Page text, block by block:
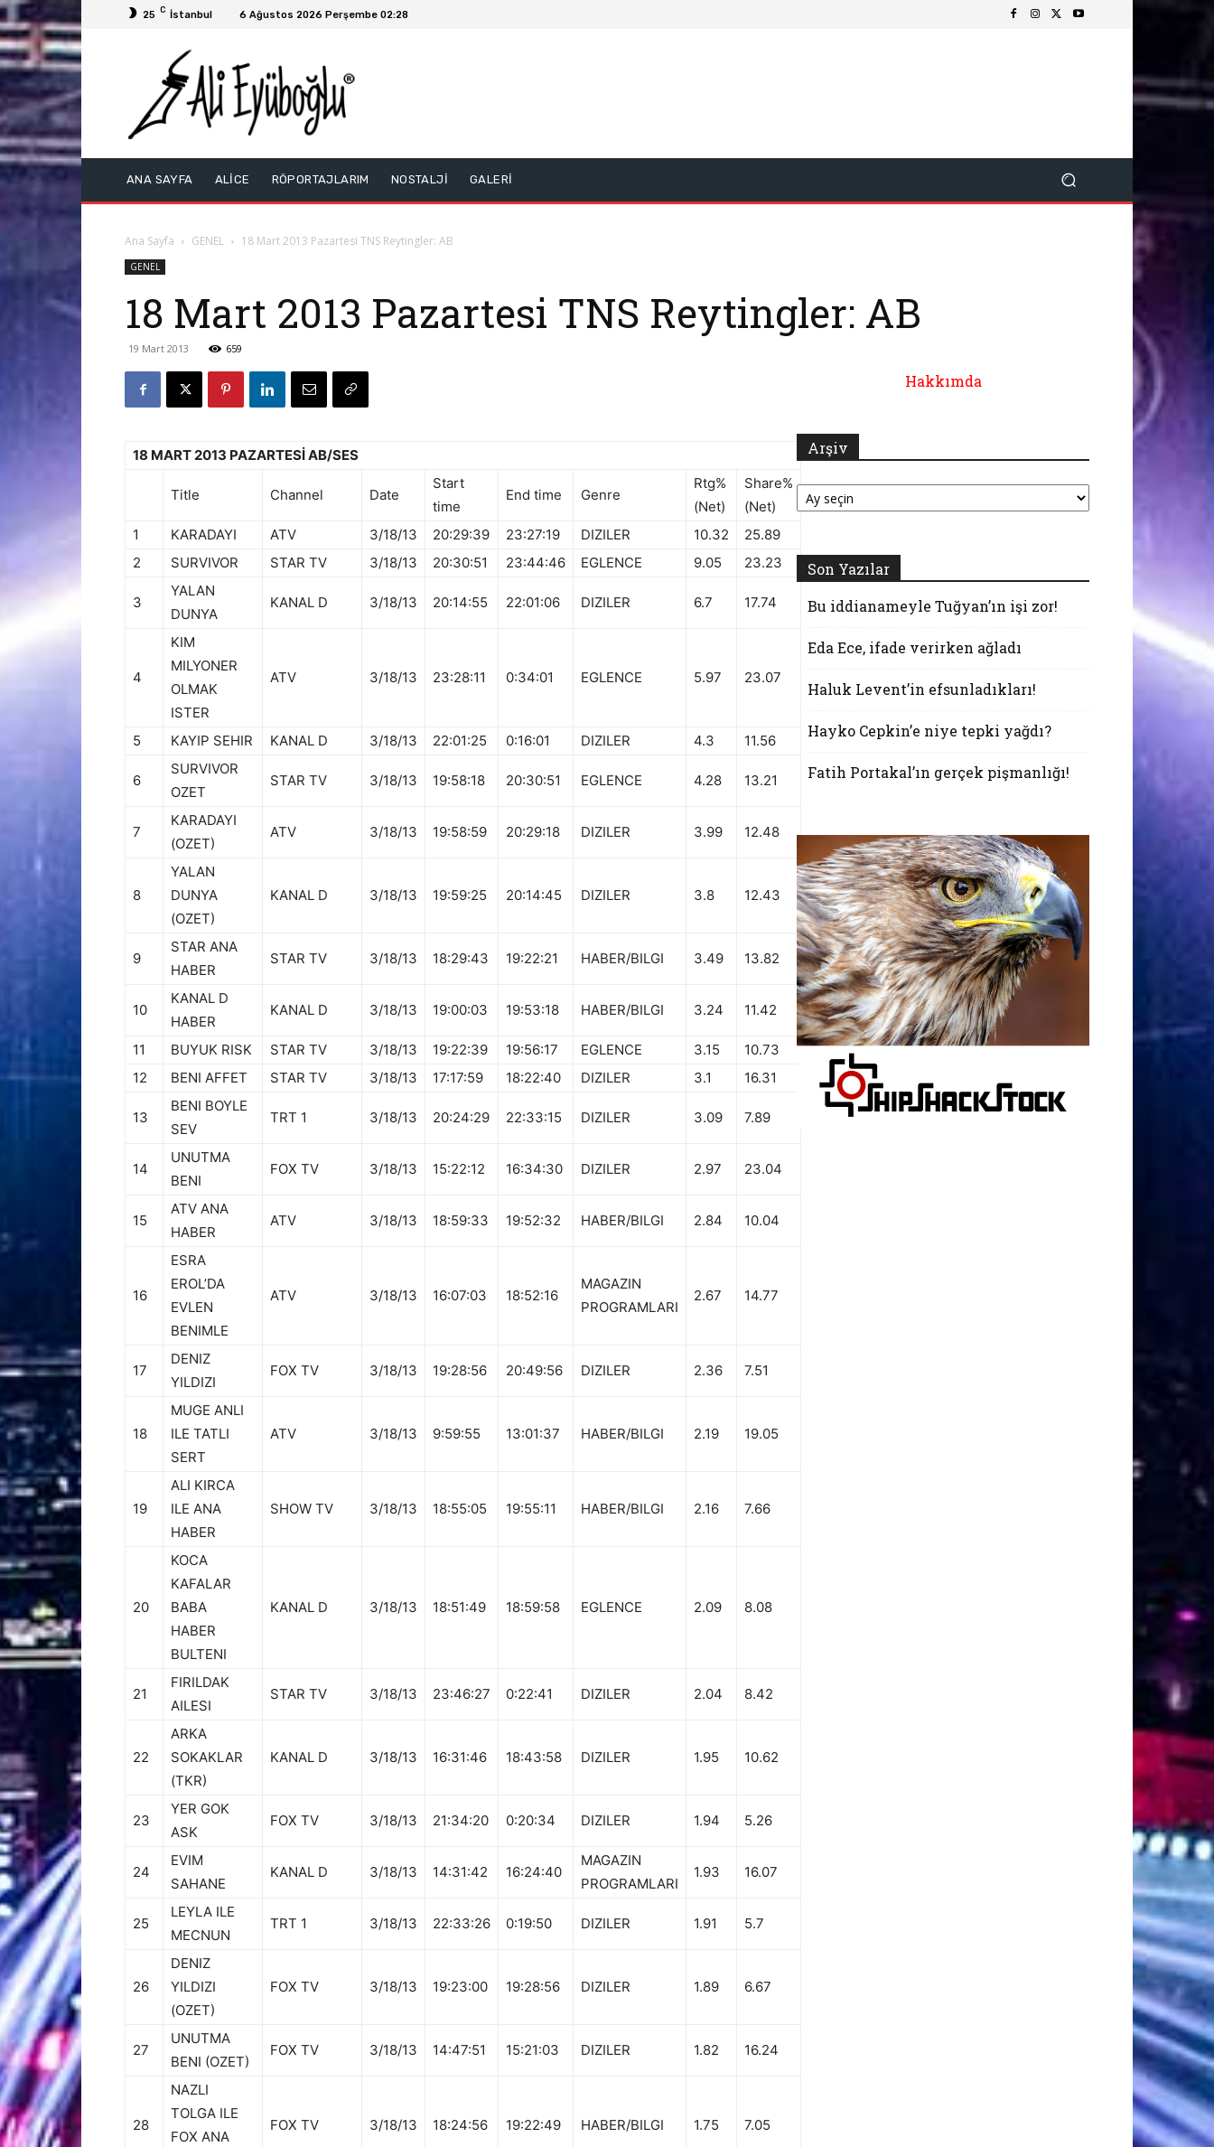
25 C İstanbul 6 Ağustos 2026 Perşembe 02:28
ANA SAYFA ALİCE RÖPORTAJLARIM NOSTALJİ GALERİ
Ana Sayfa GENEL 18 Mart 2013 Pazartesi TNS Reytingler: AB
GENEL
18 Mart 2013 Pazartesi TNS Reytingler: AB
19 Mart 2013 659
18 MART 2013 PAZARTESİ AB/SES
Title Channel Date
Start
time
End time Genre
Rtg%
(Net)
Share%
(Net)
1
KARADAYI ATV 3/18/13 20:29:39 23:27:19 DIZILER 10.32
25.89
2
SURVIVOR STAR TV 3/18/13 20:30:51 23:44:46 EGLENCE 9.05 23.23
3
YALAN
DUNYA
KANAL D 3/18/13 20:14:55 22:01:06 DIZILER 6.7 17.74
4
KIM
MILYONER
OLMAK
ISTER
ATV 3/18/13 23:28:11 0:34:01 EGLENCE 5.97 23.07
5 KAYIP SEHIR KANAL D 3/18/13 22:01:25 0:16:01 DIZILER 4.3 11.56
6
SURVIVOR
OZET
STAR TV 3/18/13 19:58:18 20:30:51 EGLENCE 4.28 13.21
7
KARADAYI
(OZET)
ATV 3/18/13 19:58:59 20:29:18 DIZILER 3.99 12.48
8
YALAN
DUNYA
(OZET)
KANAL D 3/18/13 19:59:25 20:14:45 DIZILER 3.8 12.43
9
STAR ANA
HABER
STAR TV 3/18/13 18:29:43 19:22:21 HABER/BILGI 3.49 13.82
10
KANAL D
HABER
KANAL D 3/18/13 19:00:03 19:53:18 HABER/BILGI 3.24 11.42
11 BUYUK RISK STAR TV 3/18/13 19:22:39 19:56:17 EGLENCE 3.15
10.73
12
BENI AFFET STAR TV 3/18/13 17:17:59 18:22:40 DIZILER 3.1 16.31
13
BENI BOYLE
SEV
TRT 1 3/18/13 20:24:29 22:33:15 DIZILER 3.09 7.89
14
UNUTMA
BENI
FOX TV 3/18/13 15:22:12 16:34:30 DIZILER 2.97 23.04
15
ATV ANA
HABER
ATV 3/18/13 18:59:33 19:52:32 HABER/BILGI 2.84 10.04
16
ESRA
EROL’DA
EVLEN
BENIMLE
ATV 3/18/13 16:07:03 18:52:16
MAGAZIN
PROGRAMLARI
2.67 14.77
17
DENIZ
YILDIZI
FOX TV 3/18/13 19:28:56 20:49:56 DIZILER 2.36 7.51
18
MUGE ANLI
ILE TATLI
SERT
ATV 3/18/13 9:59:55 13:01:37 HABER/BILGI 2.19 19.05
19
ALI KIRCA
ILE ANA
HABER
SHOW TV 3/18/13 18:55:05 19:55:11 HABER/BILGI 2.16 7.66
20
KOCA
KAFALAR
BABA
HABER
BULTENI
KANAL D 3/18/13 18:51:49 18:59:58 EGLENCE 2.09 8.08
21
FIRILDAK
AILESI
STAR TV 3/18/13 23:46:27 0:22:41 DIZILER 2.04 8.42
22
ARKA
SOKAKLAR
(TKR)
KANAL D 3/18/13 16:31:46 18:43:58 DIZILER 1.95 10.62
23
YER GOK
ASK
FOX TV 3/18/13 21:34:20 0:20:34 DIZILER 1.94 5.26
24
EVIM
SAHANE
KANAL D 3/18/13 14:31:42 16:24:40
MAGAZIN
PROGRAMLARI
1.93 16.07
25
LEYLA ILE
MECNUN
TRT 1 3/18/13 22:33:26 0:19:50 DIZILER 1.91 5.7
26
DENIZ
YILDIZI
(OZET)
FOX TV 3/18/13 19:23:00 19:28:56 DIZILER 1.89 6.67
27
UNUTMA
BENI (OZET)
FOX TV 3/18/13 14:47:51 15:21:03 DIZILER 1.82 16.24
28
NAZLI
TOLGA ILE
FOX ANA
FOX TV 3/18/13 18:24:56 19:22:49 HABER/BILGI 1.75 7.05
Hakkımda
Arşiv
Arşiv
Son Yazılar
Bu iddianameyle Tuğyan’ın işi zor!
Eda Ece, ifade verirken ağladı
Haluk Levent’in efsunladıkları!
Hayko Cepkin’e niye tepki yağdı?
Fatih Portakal’ın gerçek pişmanlığı!